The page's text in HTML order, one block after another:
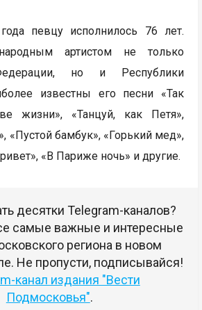
певцу исполнилось 76 лет.
артистом не только
но и Республики
известны его песни «Так
жизни», «Танцуй, как Петя»,
«Пустой бамбук», «Горький мед»,
«В Париже ночь» и другие.
десятки Telegram-каналов?
самые важные и интересные
региона в новом
Не пропусти, подписывайся!
канал издания "Вести
Подмосковья".